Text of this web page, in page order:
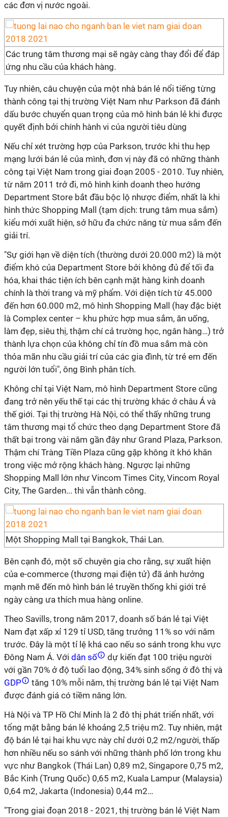
các đơn vị nước ngoài.
Các trung tâm thương mại sẽ ngày càng thay đổi để đáp
ứng nhu cầu của khách hàng.
Tuy nhiên, câu chuyện của một nhà bán lẻ nổi tiếng từng
thành công tại thị trường Việt Nam như Parkson đã đánh
dấu bước chuyển quan trọng của mô hình bán lẻ khi được
quyết định bởi chính hành vi của người tiêu dùng
Nếu chỉ xét trường hợp của Parkson, trước khi thu hẹp
mạng lưới bán lẻ của mình, đơn vị này đã có những thành
công tại Việt Nam trong giai đoạn 2005 - 2010. Tuy nhiên,
từ năm 2011 trở đi, mô hình kinh doanh theo hướng
Department Store bắt đầu bộc lộ nhược điểm, nhất là khi
hình thức Shopping Mall (tạm dịch: trung tâm mua sắm)
kiểu mới xuất hiện, sở hữu đa chức năng từ mua sắm đến
giải trí.
"Sự giới hạn về diện tích (thường dưới 20.000 m2) là một
điểm khó của Department Store bởi không đủ để tối đa
hóa, khai thác tiện ích bên cạnh mặt hàng kinh doanh
chính là thời trang và mỹ phẩm. Với diện tích từ 45.000
đến hơn 60.000 m2, mô hình Shopping Mall (hay đặc biệt
là Complex center – khu phức hợp mua sắm, ăn uống,
làm đẹp, siêu thị, thậm chí cả trường học, ngân hàng…) trở
thành lựa chọn của không chỉ tín đồ mua sắm mà còn
thỏa mãn nhu cầu giải trí của các gia đình, từ trẻ em đến
người lớn tuổi", ông Bình phân tích.
Không chỉ tại Việt Nam, mô hình Department Store cũng
đang trở nên yếu thế tại các thị trường khác ở châu Á và
thế giới. Tại thị trường Hà Nội, có thể thấy những trung
tâm thương mại tổ chức theo dạng Department Store đã
thất bại trong vài năm gần đây như Grand Plaza, Parkson.
Thậm chí Tràng Tiền Plaza cũng gặp không ít khó khăn
trong việc mở rộng khách hàng. Ngược lại những
Shopping Mall lớn như Vincom Times City, Vincom Royal
City, The Garden... thì vẫn thành công.
Một Shopping Mall tại Bangkok, Thái Lan.
Bên cạnh đó, một số chuyên gia cho rằng, sự xuất hiện
của e-commerce (thương mại điện tử) đã ảnh hưởng
mạnh mẽ đến mô hình bán lẻ truyền thống khi giới trẻ
ngày càng ưa thích mua hàng online.
Theo Savills, trong năm 2017, doanh số bán lẻ tại Việt
Nam đạt xấp xỉ 129 tỉ USD, tăng trưởng 11% so với năm
trước. Đây là một tỉ lệ khá cao nếu so sánh trong khu vực
Đông Nam Á. Với dân số
dự kiến đạt 100 triệu người
với gần 70% ở độ tuổi lao động, 34% sinh sống ở đô thị và
GDP
tăng 10% mỗi năm, thị trường bán lẻ tại Việt Nam
được đánh giá có tiềm năng lớn.
Hà Nội và TP Hồ Chí Minh là 2 đô thị phát triển nhất, với
tổng mặt bằng bán lẻ khoảng 2,5 triệu m2. Tuy nhiên, mật
độ bán lẻ tại hai khu vực này chỉ dưới 0,2 m2/người, thấp
hơn nhiều nếu so sánh với những thành phố lớn trong khu
vực như Bangkok (Thái Lan) 0,89 m2, Singapore 0,75 m2,
Bắc Kinh (Trung Quốc) 0,65 m2, Kuala Lampur (Malaysia)
0,64 m2, Jakarta (Indonesia) 0,44 m2…
"Trong giai đoạn 2018 - 2021, thị trường bán lẻ Việt Nam